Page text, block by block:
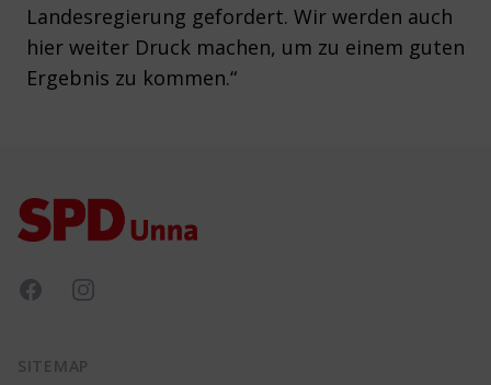
Landesregierung gefordert. Wir werden auch
hier weiter Druck machen, um zu einem guten
Ergebnis zu kommen.“
FacebookInstagram
SITEMAP